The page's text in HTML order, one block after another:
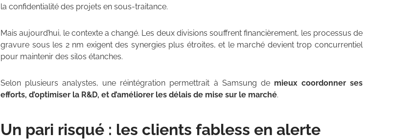
la confidentialité des projets en sous-traitance.
Mais aujourd’hui, le contexte a changé. Les deux divisions souffrent financièrement, les processus de
gravure sous les 2 nm exigent des synergies plus étroites, et le marché devient trop concurrentiel
pour maintenir des silos étanches.
Selon plusieurs analystes, une réintégration permettrait à Samsung de mieux coordonner ses
efforts, d’optimiser la R&D, et d’améliorer les délais de mise sur le marché.
Un pari risqué : les clients fabless en alerte